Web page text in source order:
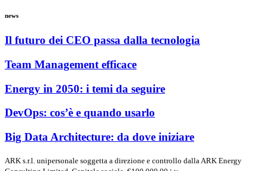
news
Il futuro dei CEO passa dalla tecnologia
Team Management efficace
Energy in 2050: i temi da seguire
DevOps: cos’è e quando usarlo
Big Data Architecture: da dove iniziare
ARK s.r.l. unipersonale soggetta a direzione e controllo dalla ARK Energy